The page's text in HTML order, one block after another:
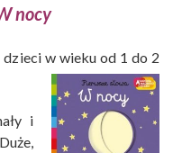
nocy
dzieci w wieku od 1 do 2
i